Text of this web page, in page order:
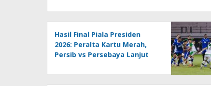
Hasil Final Piala Presiden
2026: Peralta Kartu Merah,
Persib vs Persebaya Lanjut